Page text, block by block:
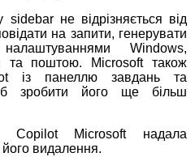
sidebar не відрізняється від
на запити, генерувати
Windows,
та поштою. Microsoft також
із панеллю завдань та
зробити його ще більш
Copilot Microsoft надала
видалення.